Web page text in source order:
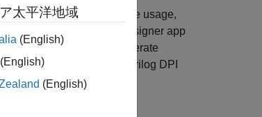
trade-offs in resource usage,
DSP HDL IP Designer app
directly. You can generate
Coder™) and SystemVerilog DPI
太平洋地域
(English)
(English)
(English)